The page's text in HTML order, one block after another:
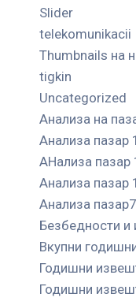
Slider
telekomunikacii
Thumbnails на
tigkin
Uncategorized
Анализа на
Анализа пазар
АНализа пазар
Анализа пазар
Анализа
Безбедности и
Вкупни
Годишни
Годишни